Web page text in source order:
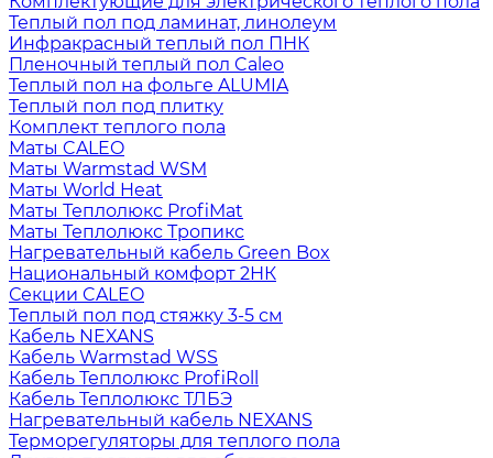
Теплый пол под ламинат, линолеум
Инфракрасный теплый пол ПНК
Пленочный теплый пол Caleo
Теплый пол на фольге ALUMIA
Теплый пол под плитку
Комплект теплого пола
Маты CALEO
Маты Warmstad WSM
Маты World Heat
Маты Теплолюкс ProfiMat
Маты Теплолюкс Тропикс
Нагревательный кабель Green Box
Национальный комфорт 2НК
Секции CALEO
Теплый пол под стяжку 3-5 см
Кабель NEXANS
Кабель Warmstad WSS
Кабель Теплолюкс ProfiRoll
Кабель Теплолюкс ТЛБЭ
Нагревательный кабель NEXANS
Терморегуляторы для теплого пола